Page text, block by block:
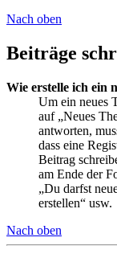
Nach oben
Beiträge
Wie erstelle ich ein
Um ein neues
auf „Neues
antworten,
dass eine
Beitrag
am Ende der
„Du darfst
erstellen“ usw.
Nach oben